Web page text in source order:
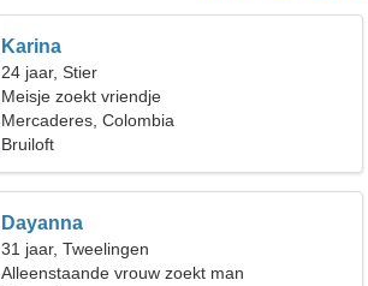
Karina
24 jaar, Stier
Meisje zoekt vriendje
Mercaderes, Colombia
Bruiloft
Dayanna
31 jaar, Tweelingen
Alleenstaande vrouw zoekt man